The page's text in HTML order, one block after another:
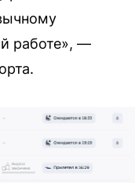
работе», —